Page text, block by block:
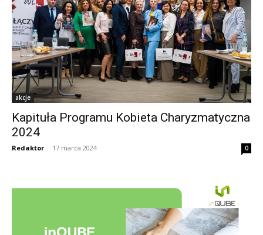
akcje
Kapituła Programu Kobieta Charyzmatyczna
2024
Redaktor - 17 marca 2024 0